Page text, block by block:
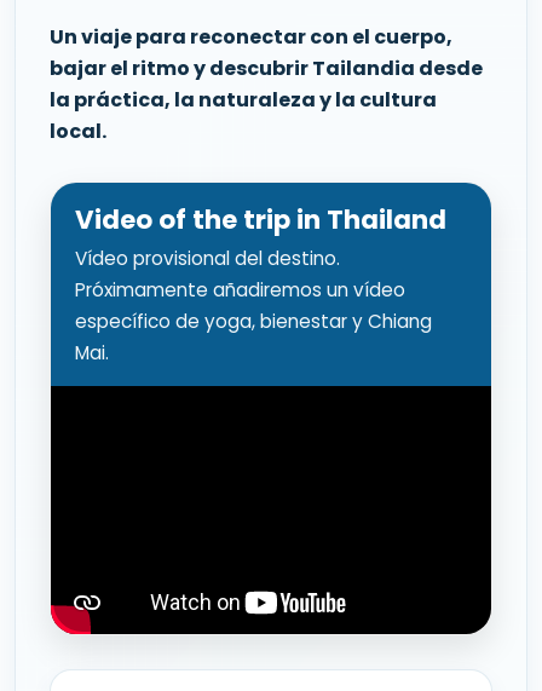
Un viaje para reconectar con el cuerpo,
bajar el ritmo y descubrir Tailandia desde
la práctica, la naturaleza y la cultura
local.
Video of the trip in Thailand
Vídeo provisional del destino.
Próximamente añadiremos un vídeo
específico de yoga, bienestar y Chiang
Mai.